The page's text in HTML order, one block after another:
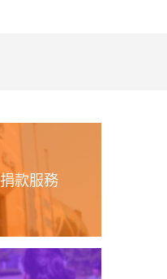
款服務